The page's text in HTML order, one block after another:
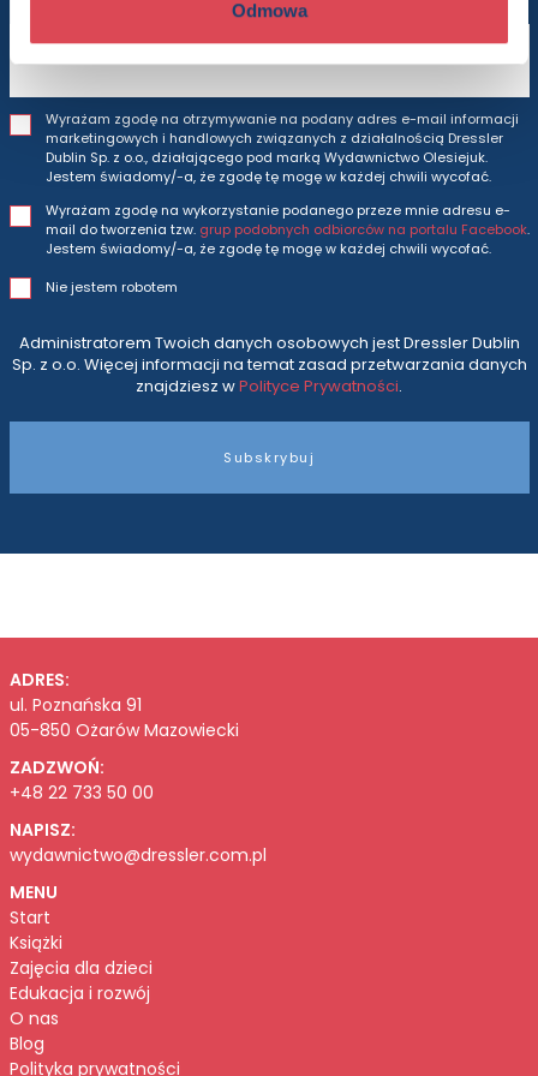
Odmowa
Wyrażam zgodę na otrzymywanie na podany adres e-mail informacji
marketingowych i handlowych związanych z działalnością Dressler
Dublin Sp. z o.o., działającego pod marką Wydawnictwo Olesiejuk.
Jestem świadomy/-a, że zgodę tę mogę w każdej chwili wycofać.
Wyrażam zgodę na wykorzystanie podanego przeze mnie adresu e-
mail do tworzenia tzw. grup podobnych odbiorców na portalu Facebook.
Jestem świadomy/-a, że zgodę tę mogę w każdej chwili wycofać.
Nie jestem robotem
Administratorem Twoich danych osobowych jest Dressler Dublin
Sp. z o.o. Więcej informacji na temat zasad przetwarzania danych
znajdziesz wPolityce Prywatności.
Subskrybuj
ADRES:
ul. Poznańska 91
05-850 Ożarów Mazowiecki
ZADZWOŃ:
+48 22 733 50 00
NAPISZ:
wydawnictwo@dressler.com.pl
MENU
Start
Książki
Zajęcia dla dzieci
Edukacja i rozwój
O nas
Blog
Polityka prywatności